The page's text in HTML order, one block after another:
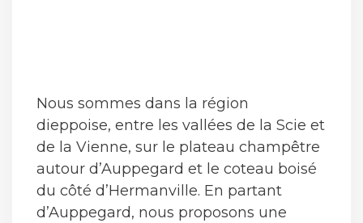
Nous sommes dans la région
dieppoise, entre les vallées de la Scie et
de la Vienne, sur le plateau champêtre
autour d’Auppegard et le coteau boisé
du côté d’Hermanville. En partant
d’Auppegard, nous proposons une